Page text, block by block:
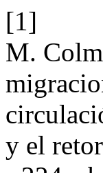
[1]
M.
y el